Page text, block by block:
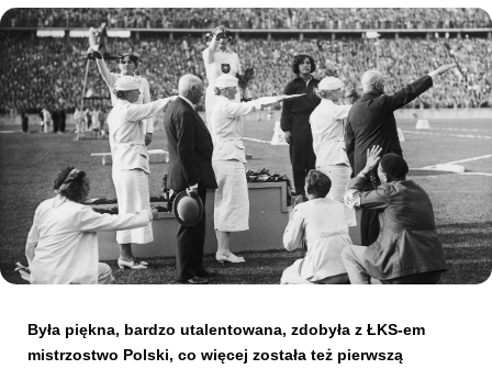
Akademia
Biznes
Dla mediów
Kibice
Była piękna, bardzo utalentowana, zdobyła z ŁKS-em
mistrzostwo Polski, co więcej została też pierwszą